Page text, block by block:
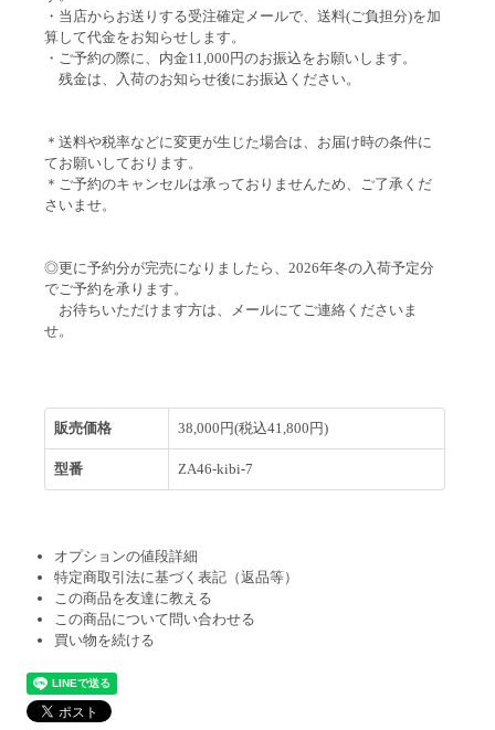
・当店からお送りする受注確定メールで、送料(ご負担分)を加
算して代金をお知らせします。
・ご予約の際に、内金11,000円のお振込をお願いします。
残金は、入荷のお知らせ後にお振込ください。
＊送料や税率などに変更が生じた場合は、お届け時の条件に
てお願いしております。
＊ご予約のキャンセルは承っておりませんため、ご了承くだ
さいませ。
◎更に予約分が完売になりましたら、2026年冬の入荷予定分
でご予約を承ります。
お待ちいただけます方は、メールにてご連絡くださいま
せ。
販売価格 38,000円(税込41,800円)
型番 ZA46-kibi-7
オプションの値段詳細
特定商取引法に基づく表記（返品等）
この商品を友達に教える
この商品について問い合わせる
買い物を続ける